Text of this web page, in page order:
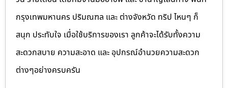
กรุงเทพมหานคร ปริมณฑล และ ต่างจังหวัด ทริป ไหนๆ ก็
สนุก ประทับใจ เมื่อใช้บริการของเรา ลูกค้าจะได้รับทั้งความ
สะดวกสบาย ความสะอาด และ อุปกรณ์อำนวยความสะดวก
ต่างๆอย่างครบครัน